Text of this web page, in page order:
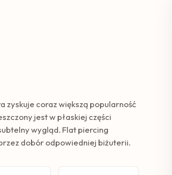
zyskuje coraz większą popularność
jest w płaskiej części
wygląd. Flat piercing
dobór odpowiedniej biżuterii.